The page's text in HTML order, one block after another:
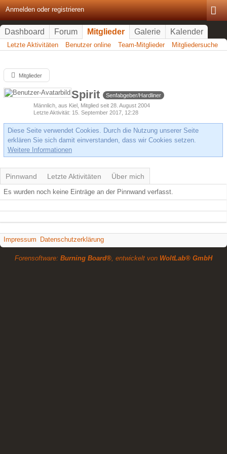
Anmelden oder registrieren
Dashboard Forum Mitglieder Galerie Kalender
Letzte Aktivitäten Benutzer online Team-Mitglieder Mitgliedersuche
Mitglieder
Spirit
Senfabgeber/Hardliner
Männlich aus Kiel Mitglied seit 28. August 2004
Letzte Aktivität 15. September 2017, 12:28
Diese Seite verwendet Cookies. Durch die Nutzung unserer Seite
erklären Sie sich damit einverstanden, dass wir Cookies setzen.
Weitere Informationen
Pinnwand Letzte Aktivitäten Über mich
Es wurden noch keine Einträge an der Pinnwand verfasst.
Impressum Datenschutzerklärung
Forensoftware: Burning Board®, entwickelt von WoltLab® GmbH